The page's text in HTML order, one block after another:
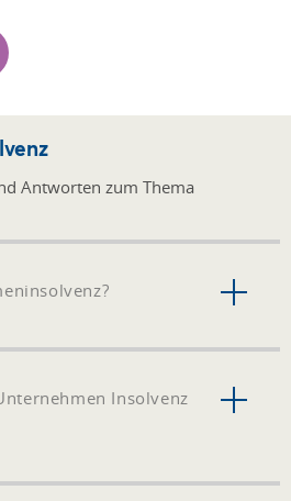
Antworten zum Thema
Insolvenz